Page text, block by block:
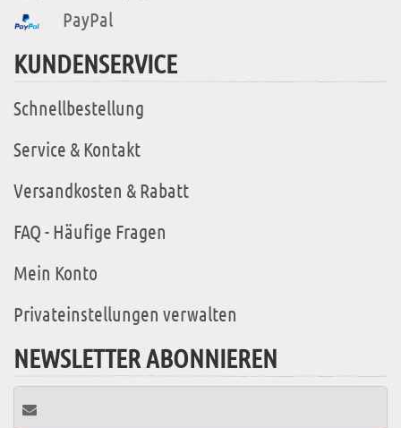
PayPal
KUNDENSERVICE
Schnellbestellung
Service & Kontakt
Versandkosten & Rabatt
FAQ - Häufige Fragen
Mein Konto
Privateinstellungen verwalten
NEWSLETTER ABONNIEREN